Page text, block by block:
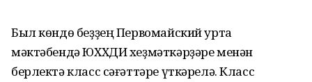
Был көндө беҙҙең Первомайский урта
мәктәбендә ЮХХДИ хеҙмәткәрҙәре менән
берлектә класс сәғәттәре үткәрелә. Класс